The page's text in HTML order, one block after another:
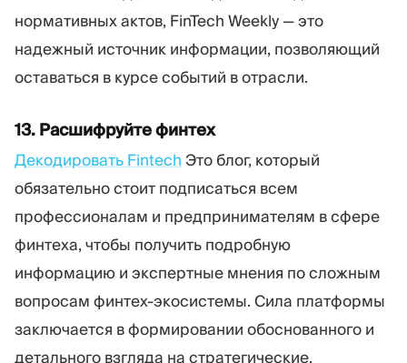
нормативных актов, FinTech Weekly — это
надежный источник информации, позволяющий
оставаться в курсе событий в отрасли.
13. Расшифруйте финтех
Декодировать Fintech Это блог, который
обязательно стоит подписаться всем
профессионалам и предпринимателям в сфере
финтеха, чтобы получить подробную
информацию и экспертные мнения по сложным
вопросам финтех-экосистемы. Сила платформы
заключается в формировании обоснованного и
детального взгляда на стратегические,